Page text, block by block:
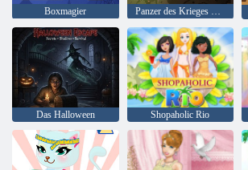
Boxmagier Panzer des Krieges Halloween
Das Halloween Shopaholic Rio